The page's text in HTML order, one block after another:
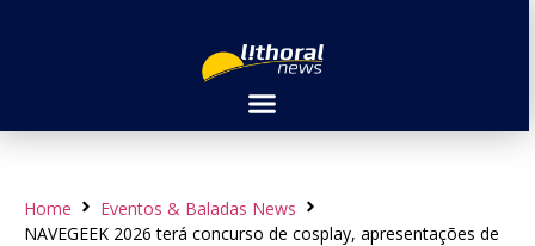
Home
Eventos & Baladas News
NAVEGEEK 2026 terá concurso de cosplay, apresentações de